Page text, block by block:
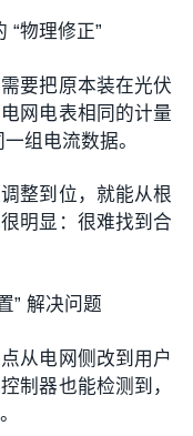
“物理修正”
要把原本装在光伏
网电表相同的计量
组电流数据。
整到位，就能从根
明显：很难找到合
” 解决问题
从电网侧改到用户
制器也能检测到，